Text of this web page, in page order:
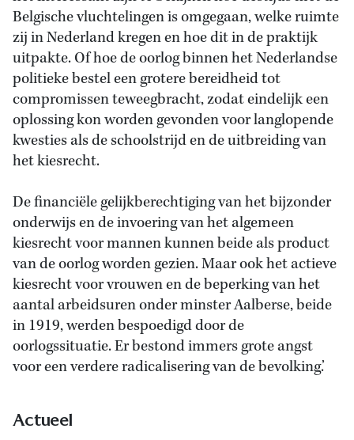
Belgische vluchtelingen is omgegaan, welke ruimte
zij in Nederland kregen en hoe dit in de praktijk
uitpakte. Of hoe de oorlog binnen het Nederlandse
politieke bestel een grotere bereidheid tot
compromissen teweegbracht, zodat eindelijk een
oplossing kon worden gevonden voor langlopende
kwesties als de schoolstrijd en de uitbreiding van
het kiesrecht.
De financiële gelijkberechtiging van het bijzonder
onderwijs en de invoering van het algemeen
kiesrecht voor mannen kunnen beide als product
van de oorlog worden gezien. Maar ook het actieve
kiesrecht voor vrouwen en de beperking van het
aantal arbeidsuren onder minster Aalberse, beide
in 1919, werden bespoedigd door de
oorlogssituatie. Er bestond immers grote angst
voor een verdere radicalisering van de bevolking.’
Actueel